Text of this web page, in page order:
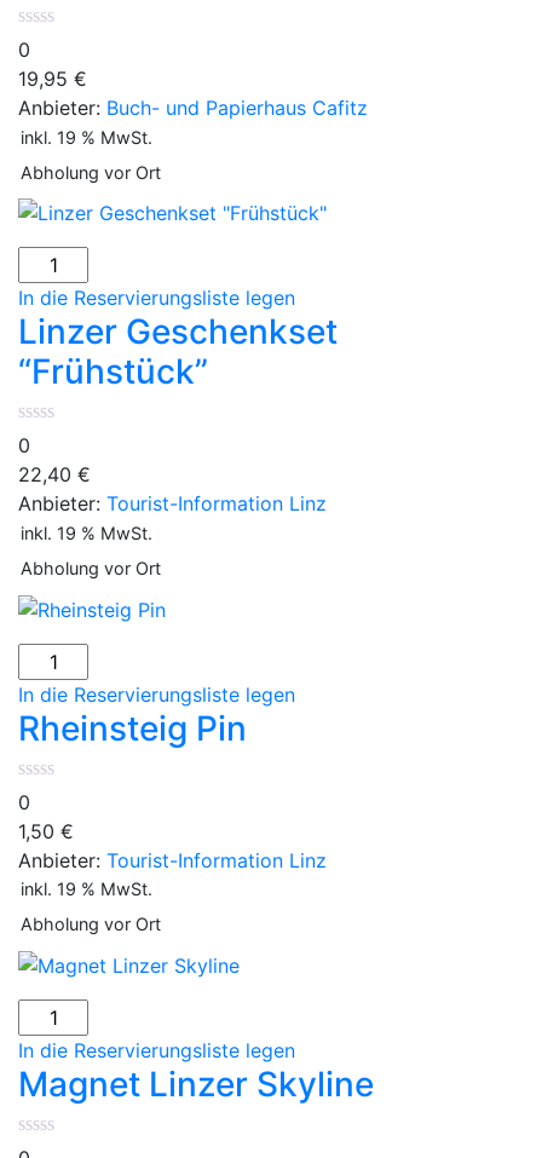
0
19,95 €
Anbieter: Buch- und Papierhaus Cafitz
inkl. 19 % MwSt.
Abholung vor Ort
In die Reservierungsliste legen
Linzer Geschenkset
“Frühstück”
0
22,40 €
Anbieter: Tourist-Information Linz
inkl. 19 % MwSt.
Abholung vor Ort
In die Reservierungsliste legen
Rheinsteig Pin
0
1,50 €
Anbieter: Tourist-Information Linz
inkl. 19 % MwSt.
Abholung vor Ort
In die Reservierungsliste legen
Magnet Linzer Skyline